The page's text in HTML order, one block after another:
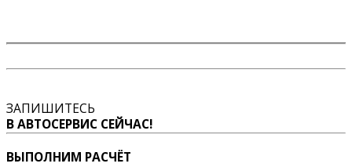
ЗАПИШИТЕСЬ
В АВТОСЕРВИС СЕЙЧАС!
ВЫПОЛНИМ РАСЧЁТ